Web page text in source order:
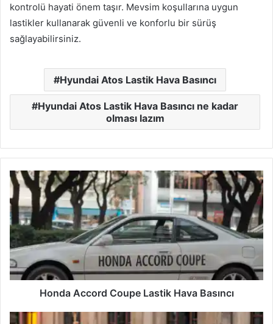
kontrolü hayati önem taşır. Mevsim koşullarına uygun
lastikler kullanarak güvenli ve konforlu bir sürüş
sağlayabilirsiniz.
Hyundai Atos Lastik Hava Basıncı
Hyundai Atos Lastik Hava Basıncı ne kadar
olması lazım
Honda
Accord
Coupe
Lastik
Hava
Basıncı
Honda Accord Coupe Lastik Hava Basıncı
Jaguar